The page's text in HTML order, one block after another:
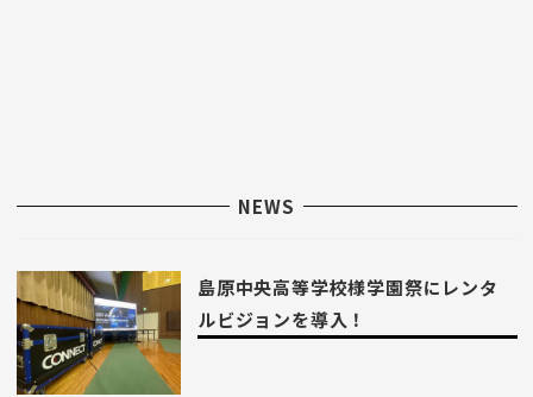
NEWS
島原中央高等学校様学園祭にレンタ
ルビジョンを導入！